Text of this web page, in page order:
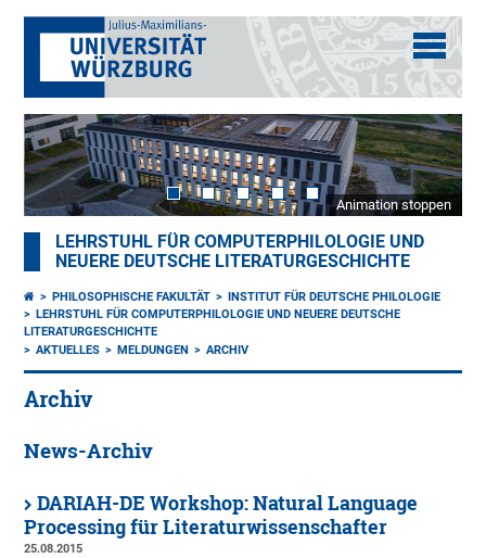
Animation stoppen
LEHRSTUHL FÜR COMPUTERPHILOLOGIE UND
NEUERE DEUTSCHE LITERATURGESCHICHTE
PHILOSOPHISCHE FAKULTÄT
INSTITUT FÜR DEUTSCHE PHILOLOGIE
LEHRSTUHL FÜR COMPUTERPHILOLOGIE UND NEUERE DEUTSCHE
LITERATURGESCHICHTE
AKTUELLES
MELDUNGEN ARCHIV
Archiv
News-Archiv
DARIAH-DE Workshop: N​atural Language
Processing​ für Literaturwissenschafter
25.08.2015